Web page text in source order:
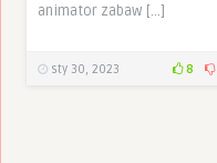
animator zabaw […]
sty 30, 2023 8